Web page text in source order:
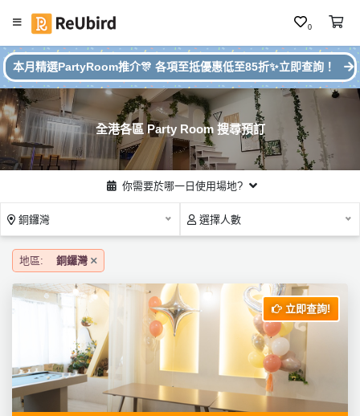
0
繁
中
E
N
登
註
冊
產
品
分
#
本
月
P
ar
ty
R
o
推
介
本月精選PartyRoom推介🎊 各項至抵優惠低至85折✨立即查詢！
全港各區 Party Room 搜尋預訂
你需要於哪一日使用場地?
銅鑼灣 選擇人數
地區: 銅鑼灣
立即查詢!